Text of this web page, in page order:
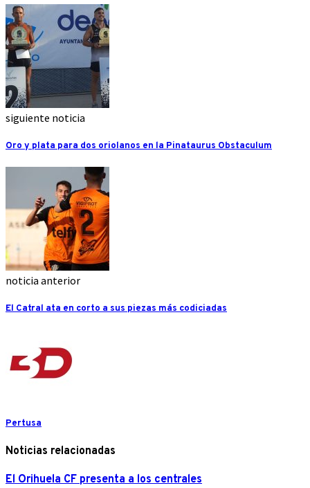
siguiente noticia
Oro y plata para dos oriolanos en la Pinataurus Obstaculum
noticia anterior
El Catral ata en corto a sus piezas más codiciadas
Pertusa
Noticias relacionadas
El Orihuela CF presenta a los centrales